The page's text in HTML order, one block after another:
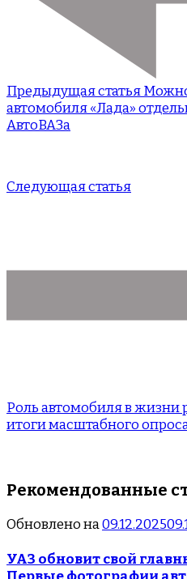
Предыдущая статья
автомобиля «Лада»
АвтоВАЗа
Следующая статья
Роль автомобиля в жизни
итоги масштабного
Рекомендованные
Обновлено на09.12.2025
УАЗ обновит свой